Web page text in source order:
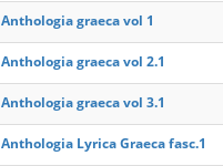
Anthologia graeca vol 1
Anthologia graeca vol 2.1
Anthologia graeca vol 3.1
Anthologia Lyrica Graeca fasc.1